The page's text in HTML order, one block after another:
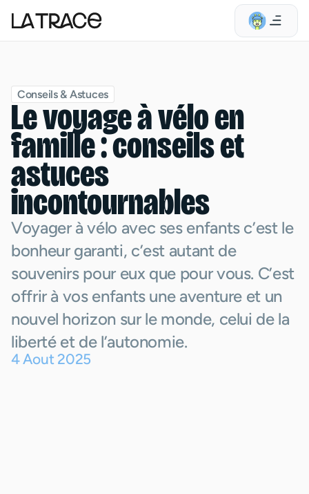
Conseils & Astuces
Le voyage à vélo en
famille : conseils et
astuces
incontournables
Voyager à vélo avec ses enfants c’est le
bonheur garanti, c’est autant de
souvenirs pour eux que pour vous. C’est
offrir à vos enfants une aventure et un
nouvel horizon sur le monde, celui de la
liberté et de l’autonomie.
4Aout2025